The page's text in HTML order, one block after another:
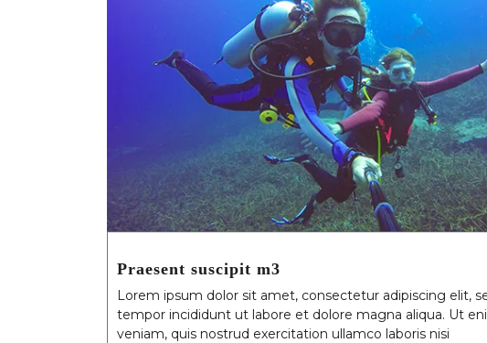
Praesent suscipit m3
Lorem ipsum dolor sit amet, consectetur adipiscing elit,
tempor incididunt ut labore et dolore magna aliqua. Ut
veniam, quis nostrud exercitation ullamco laboris nisi